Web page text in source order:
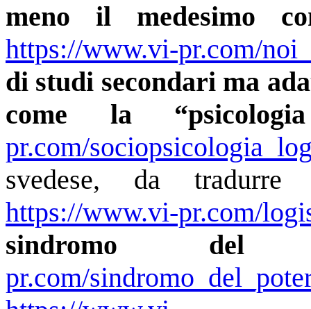
meno il medesimo
https://www.vi-pr.com/
di studi secondari ma
come la
pr.com/
svedese, da
https://www.vi-pr.com/
sindromo del
pr.com/